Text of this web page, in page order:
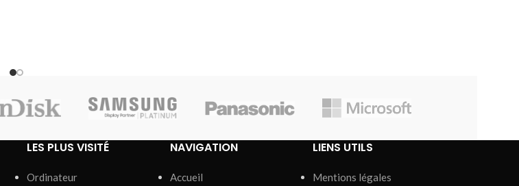
LES PLUS VISITÉ
Ordinateur
NAVIGATION
Accueil
LIENS UTILS
Mentions légales